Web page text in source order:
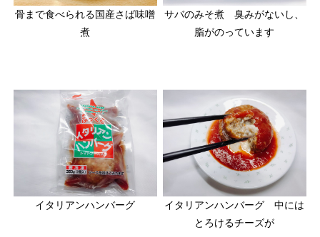
骨まで食べられる国産さば味噌
煮
サバのみそ煮 臭みがないし、
脂がのっています
イタリアンハンバーグ
イタリアンハンバーグ 中には
とろけるチーズが